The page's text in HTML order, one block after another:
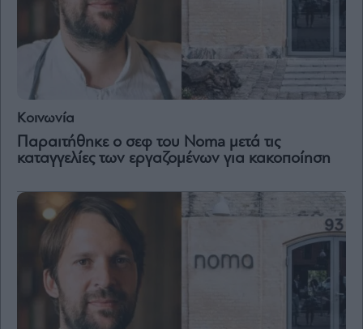
Κοινωνία
Παραιτήθηκε ο σεφ του Noma μετά τις
καταγγελίες των εργαζομένων για κακοποίηση